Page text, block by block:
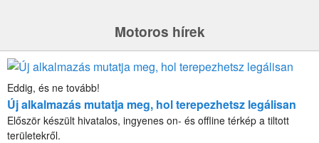
Motoros hírek
Eddig, és ne tovább!
Új alkalmazás mutatja meg, hol terepezhetsz legálisan
Először készült hivatalos, ingyenes on- és offline térkép a tiltott
területekről.